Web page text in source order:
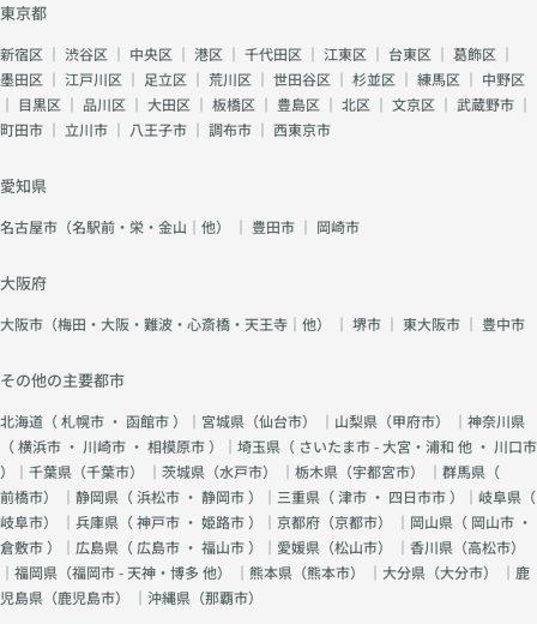
東京都
新宿区 ｜ 渋谷区 ｜ 中央区 ｜ 港区 ｜ 千代田区 ｜ 江東区 ｜ 台東区 ｜ 葛飾区 ｜
墨田区 ｜ 江戸川区 ｜ 足立区 ｜ 荒川区 ｜ 世田谷区 ｜ 杉並区 ｜ 練馬区 ｜ 中野区
｜ 目黒区 ｜ 品川区 ｜ 大田区 ｜ 板橋区 ｜ 豊島区 ｜ 北区 ｜ 文京区 ｜ 武蔵野市 ｜
町田市 ｜ 立川市 ｜ 八王子市 ｜ 調布市 ｜ 西東京市
愛知県
名古屋市（名駅前・栄・金山｜他） ｜ 豊田市 ｜ 岡崎市
大阪府
大阪市（梅田・大阪・難波・心斎橋・天王寺｜他） ｜ 堺市 ｜ 東大阪市 ｜ 豊中市
その他の主要都市
北海道（札幌市 ・ 函館市）｜宮城県（仙台市） ｜山梨県（甲府市） ｜神奈川県
（横浜市 ・ 川崎市 ・ 相模原市）｜埼玉県（ さいたま市 - 大宮・浦和 他 ・ 川口市
）｜千葉県（千葉市） ｜茨城県（水戸市） ｜栃木県（宇都宮市） ｜群馬県（
前橋市） ｜静岡県（浜松市 ・ 静岡市）｜三重県（津市 ・ 四日市市）｜岐阜県（
岐阜市） ｜兵庫県（神戸市 ・ 姫路市）｜京都府（京都市） ｜岡山県（ 岡山市 ・
倉敷市）｜広島県（ 広島市 ・ 福山市）｜愛媛県（松山市） ｜香川県（高松市）
｜福岡県（福岡市 - 天神・博多 他） ｜熊本県（熊本市） ｜大分県（大分市） ｜鹿
児島県（鹿児島市） ｜沖縄県（那覇市）